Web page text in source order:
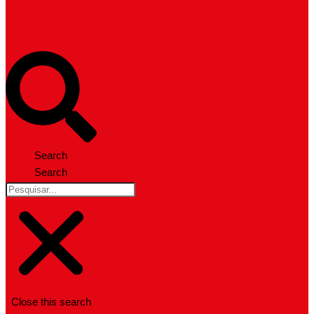
Search
Search
Close this search